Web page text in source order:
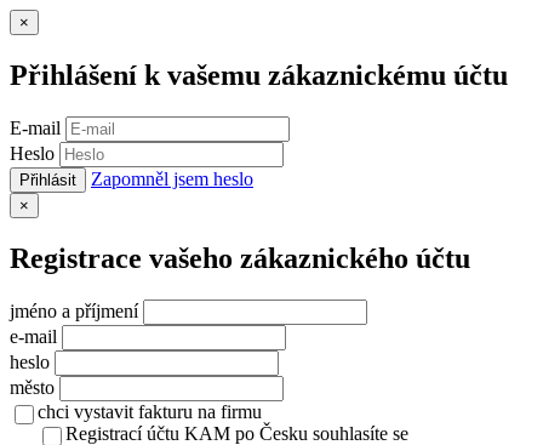
×
Přihlášení k vašemu zákaznickému účtu
E-mail
Heslo
Přihlásit Zapomněl jsem heslo
×
Registrace vašeho zákaznického účtu
jméno a příjmení
e-mail
heslo
město
chci vystavit fakturu na firmu
Registrací účtu KAM po Česku souhlasíte se